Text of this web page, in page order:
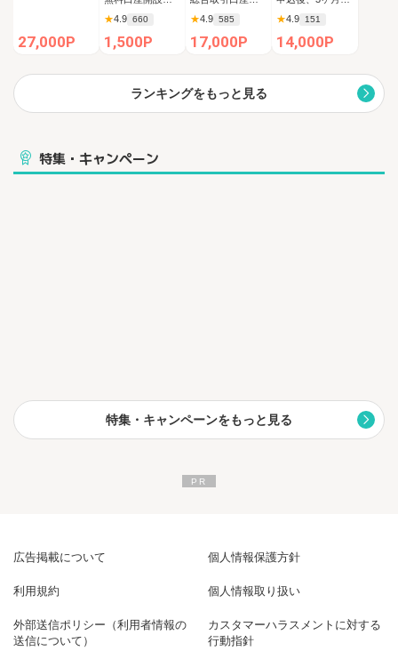
27,000P
★4.9 660
1,500P
★4.9 585
17,000P
以下限定)
★4.9 151
14,000P
ランキングをもっと見る
特集・キャンペーン
特集・キャンペーンをもっと見る
広告掲載について 個人情報保護方針
利用規約 個人情報取り扱い
外部送信ポリシー（利用者情報の
送信について）
カスタマーハラスメントに対する
行動指針